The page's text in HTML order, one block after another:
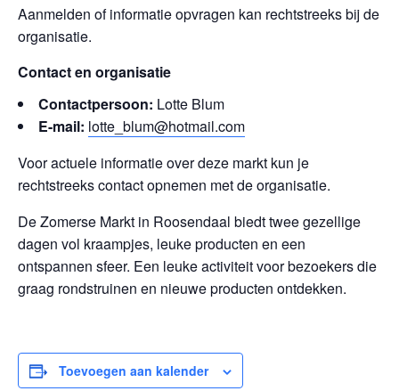
Aanmelden of informatie opvragen kan rechtstreeks bij de
organisatie.
Contact en organisatie
Contactpersoon: Lotte Blum
E-mail: lotte_blum@hotmail.com
Voor actuele informatie over deze markt kun je
rechtstreeks contact opnemen met de organisatie.
De Zomerse Markt in Roosendaal biedt twee gezellige
dagen vol kraampjes, leuke producten en een
ontspannen sfeer. Een leuke activiteit voor bezoekers die
graag rondstruinen en nieuwe producten ontdekken.
Toevoegen aan kalender